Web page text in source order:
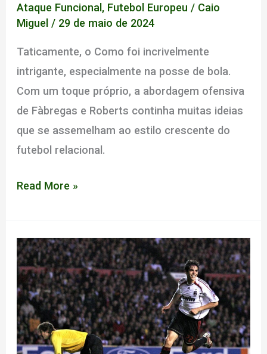
Ataque Funcional , Futebol Europeu / Caio
Miguel / 29 de maio de 2024
Taticamente, o Como foi incrivelmente
intrigante, especialmente na posse de bola.
Com um toque próprio, a abordagem ofensiva
de Fàbregas e Roberts continha muitas ideias
que se assemelham ao estilo crescente do
futebol relacional.
Análise
1907
de
Osian
Roberts
(e
Cesc
Read More »